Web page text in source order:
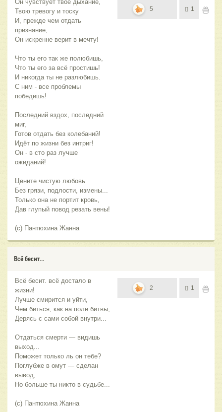
Он чувствует твоё дыхание,
Твою тревогу и тоску
И, прежде чем отдать
признание,
Он искренне верит в мечту!
Что ты его так же полюбишь,
Что ты его за всё простишь!
И никогда ты не разлюбишь.
С ним - все проблемы
победишь!
Последний вздох, последний
миг,
Готов отдать без колебаний!
Идёт по жизни без интриг!
Он - в сто раз лучше
ожиданий!
Цените чистую любовь
Без грязи, подлости, измены...
Только она не портит кровь,
Дав глупый повод резать вены!
(с) Пантюхина Жанна
5 1
Всё бесит...
Всё бесит. всё достало в
жизни!
Лучше смирится и уйти,
Чем биться, как на поле битвы,
Дерясь с сами собой внутри...
Отдаться смерти — видишь
выход...
Поможет только ль он тебе?
Поглубже в омут — сделан
вывод,
Но больше ты никто в судьбе...
(с) Пантюхина Жанна
2 1